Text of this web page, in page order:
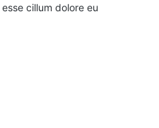
cillum dolore eu